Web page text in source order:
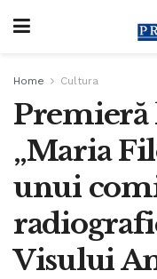
Home Cultura
Premieră
„Maria
unui
Visului